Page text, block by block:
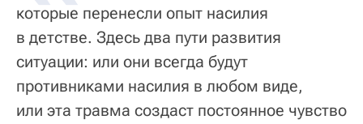
которые перенесли опыт насилия
в детстве. Здесь два пути развития
ситуации: или они всегда будут
противниками насилия в любом виде,
или эта травма создаст постоянное чувство